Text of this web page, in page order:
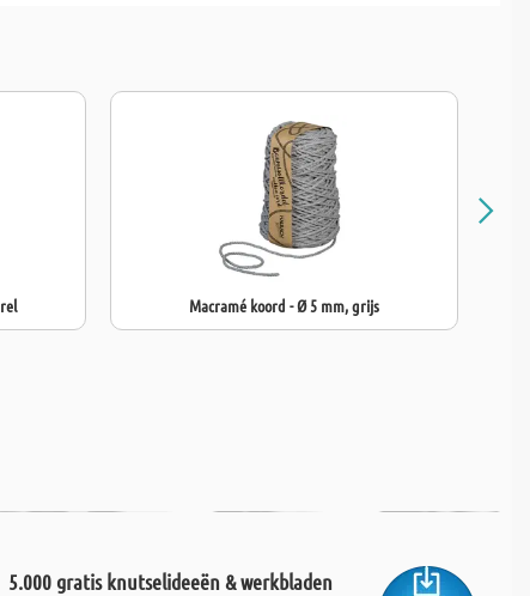
Macramé koord - Ø 5 mm, grijs
5.000 gratis knutselideeën & werkbladen